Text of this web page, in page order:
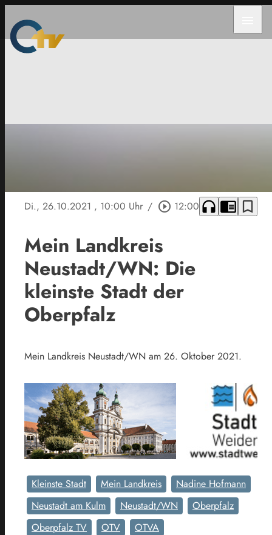
Di., 26.10.2021 , 10:00 Uhr / play_circle_outline 12:00 headphones chrome_reader_mode bookmark_border
Mein Landkreis
Neustadt/WN: Die
kleinste Stadt der
Oberpfalz
Mein Landkreis Neustadt/WN am 26. Oktober 2021.
Kleinste Stadt Mein Landkreis
Nadine Hofmann
Neustadt am Kulm
Neustadt/WN
Oberpfalz
Oberpfalz TV
OTV OTVA